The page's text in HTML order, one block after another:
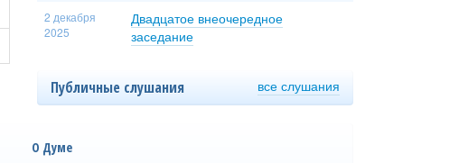
2 декабря
2025
Двадцатое внеочередное
заседание
Публичные слушания все слушания
О Думе